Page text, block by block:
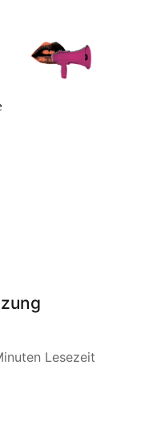
Lesezeit